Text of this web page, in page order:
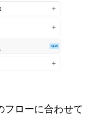
フローに合わせて